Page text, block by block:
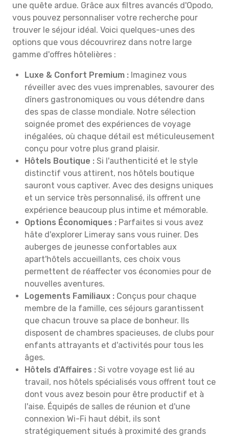
une quête ardue. Grâce aux filtres avancés d'Opodo,
vous pouvez personnaliser votre recherche pour
trouver le séjour idéal. Voici quelques-unes des
options que vous découvrirez dans notre large
gamme d'offres hôtelières :
Luxe & Confort Premium : Imaginez vous
réveiller avec des vues imprenables, savourer des
dîners gastronomiques ou vous détendre dans
des spas de classe mondiale. Notre sélection
soignée promet des expériences de voyage
inégalées, où chaque détail est méticuleusement
conçu pour votre plus grand plaisir.
Hôtels Boutique : Si l'authenticité et le style
distinctif vous attirent, nos hôtels boutique
sauront vous captiver. Avec des designs uniques
et un service très personnalisé, ils offrent une
expérience beaucoup plus intime et mémorable.
Options Économiques : Parfaites si vous avez
hâte d'explorer Limeray sans vous ruiner. Des
auberges de jeunesse confortables aux
apart'hôtels accueillants, ces choix vous
permettent de réaffecter vos économies pour de
nouvelles aventures.
Logements Familiaux : Conçus pour chaque
membre de la famille, ces séjours garantissent
que chacun trouve sa place de bonheur. Ils
disposent de chambres spacieuses, de clubs pour
enfants attrayants et d'activités pour tous les
âges.
Hôtels d'Affaires : Si votre voyage est lié au
travail, nos hôtels spécialisés vous offrent tout ce
dont vous avez besoin pour être productif et à
l'aise. Équipés de salles de réunion et d'une
connexion Wi-Fi haut débit, ils sont
stratégiquement situés à proximité des grands